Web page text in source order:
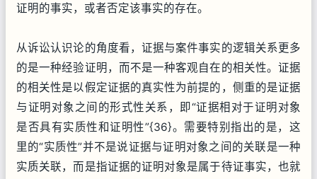
证明的事实，或者否定该事实的存在。
从诉讼认识论的角度看，证据与案件事实的逻辑关系更多
的是一种经验证明，而不是一种客观自在的相关性。证据
的相关性是以假定证据的真实性为前提的，侧重的是证据
与证明对象之间的形式性关系，即“证据相对于证明对象
是否具有实质性和证明性”{36}。需要特别指出的是，这
里的“实质性”并不是说证据与证明对象之间的关联是一种
实质关联，而是指证据的证明对象是属于待证事实，也就